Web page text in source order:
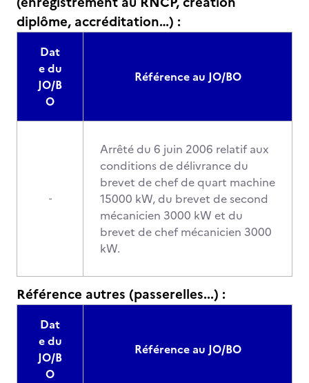
diplôme, accréditation…) :
Dat
e du
JO/B
O
Référence au JO/BO
-
Arrêté du 6 juin 2006 relatif aux
conditions de délivrance du
brevet de chef de quart machine
15000 kW, du brevet de second
mécanicien 3000 kW et du
brevet de chef mécanicien 3000
kW.
Référence autres (passerelles...) :
Dat
e du
JO/B
O
Référence au JO/BO